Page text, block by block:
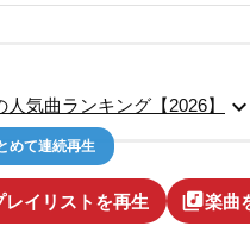
気曲ランキング【2026】
expand_more
レイリストを再生
めて連続再生
library_music楽曲